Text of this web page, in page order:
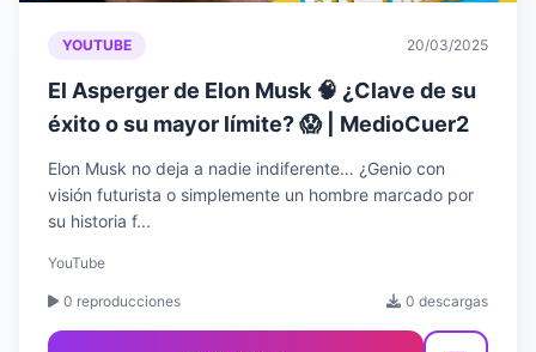
YOUTUBE 20/03/2025
El Asperger de Elon Musk 🧠 ¿Clave de su
éxito o su mayor límite? 😱 | MedioCuer2
Elon Musk no deja a nadie indiferente… ¿Genio con
visión futurista o simplemente un hombre marcado por
su historia f...
YouTube
0 reproducciones 0 descargas